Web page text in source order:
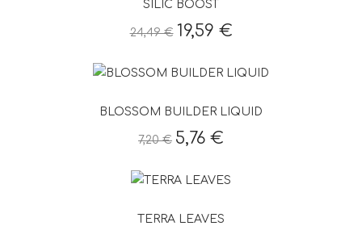
SILIC BOOST
24,49 € 19,59 €
BLOSSOM BUILDER LIQUID
7,20 € 5,76 €
TERRA LEAVES